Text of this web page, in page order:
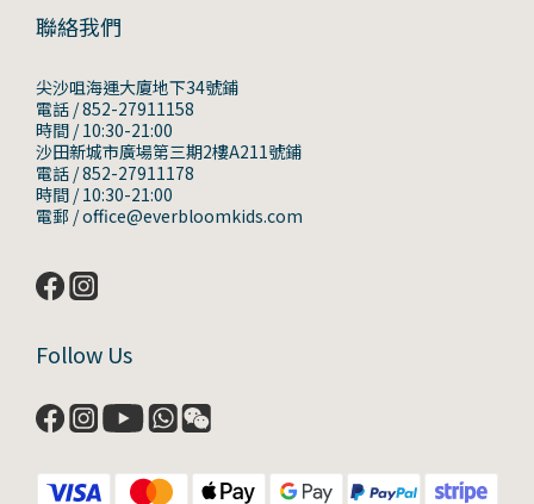
聯絡我們
尖沙咀海運大廈地下34號鋪
電話 / 852-27911158
時間 / 10:30-21:00
沙田新城市廣場第三期2樓A211號鋪
電話 / 852-27911178
時間 / 10:30-21:00
電郵 / office@everbloomkids.com
Follow Us